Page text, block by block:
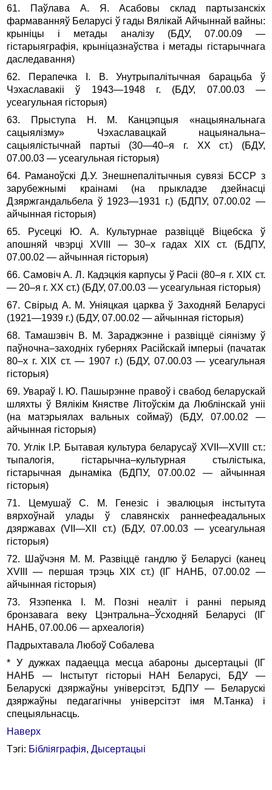
61. Паўлава А. Я. Асабовы склад партызанскіх
фармаванняў Беларусі ў гады Вялікай Айчыннай вайны:
крыніцы і метады аналізу (БДУ, 07.00.09 —
гістарыяграфія, крыніцазнаўства і метады гістарычнага
даследавання)
62. Перапечка I. В. Унутрыпалітычная барацьба ў
Чэхаславакіі ў 1943—1948 г. (БДУ, 07.00.03 —
усеагульная гісторыя)
63. Прыступа Н. М. Канцэпцыя «нацыянальнага
сацыялізму» Чэ­хаславацкай нацыянальна–
сацыялістычнай партыі (30—40–я г. XX ст.) (БДУ,
07.00.03 — усеагульная гісторыя)
64. Раманоўскі Д.У. Знешнепалітычныя сувязі БССР з
зарубежнымі краінамі (на прыкладзе дзейнасці
Дзяржгандальбела ў 1923—1931 г.) (БДПУ, 07.00.02 —
айчынная гісторыя)
65. Русецкі Ю. А. Культурнае развіццё Віцебска ў
апошняй чвэр­ці ХVIII — 30–х гадах XIX ст. (БДПУ,
07.00.02 — айчынная гісторыя)
66. Самовіч А. Л. Кадэцкія карпусы ў Расіі (80–я г. XIX ст.
— 20–я г. XX ст.) (БДУ, 07.00.03 — усеагульная гісторыя)
67. Свірыд А. М. Уніяцкая царква ў Заходняй Беларусі
(1921—1939 г.) (БДУ, 07.00.02 — айчынная гісторыя)
68. Тамашэвіч В. М. Зараджэнне і развіццё сіянізму ў
паўночна–заходніх губернях Расійскай імперыі (пачатак
80–х г. XIX ст. — 1907 г.) (БДУ, 07.00.03 — усеагульная
гісторыя)
69. Увараў І. Ю. Пашырэнне правоў і свабод беларускай
шляхты ў Вялікім Княстве Літоўскім да Люблінскай уніі
(на матэрыялах вальных соймаў) (БДУ, 07.00.02 —
айчынная гісторыя)
70. Углік І.Р. Бытавая культура беларусаў ХVII—ХVIII ст.:
тыпалогія, гістарычна–культурная стылістыка,
гістарычная дынаміка (БДПУ, 07.00.02 — айчынная
гісторыя)
71. Цeмушаў С. М. Генезіс і эвалюцыя інстытута
вярхоўнай улады ў славянскіх раннефеадальных
дзяржавах (VII—XII ст.) (БДУ, 07.00.03 — усеагульная
гісторыя)
72. Шаўчэня М. М. Развіццё гандлю ў Беларусі (канец
ХVIII — першая трэць ХIХ ст.) (ІГ НАНБ, 07.00.02 —
айчынная гісторыя)
73. Язэпенка І. М. Позні неаліт і ранні перыяд
бронзавага веку Цэн­тральна–Ўсходняй Беларусі (ІГ
НАНБ, 07.00.06 — археалогія)
Падрыхтавала Любоў Собалева
* У дужках падаецца месца абароны дысертацыі (ІГ
НАНБ — Інстытут гісторыі НАН Беларусі, БДУ —
Беларускі дзяржаўны універсітэт, БДПУ — Беларускі
дзяржаўны педагагічны універсітэт імя М.Танка) і
спецыяльнасць.
Наверх
Тэгі: Бібліяграфія,Дысертацыі